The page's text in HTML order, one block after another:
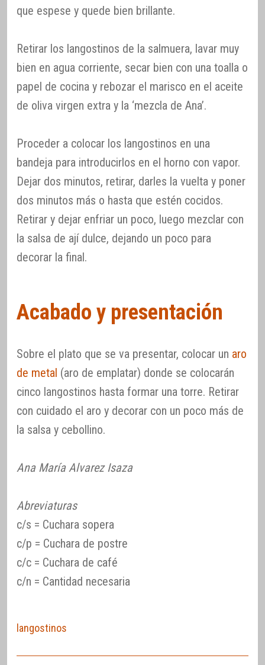
que espese y quede bien brillante.
Retirar los langostinos de la salmuera, lavar muy
bien en agua corriente, secar bien con una toalla o
papel de cocina y rebozar el marisco en el aceite
de oliva virgen extra y la ‘mezcla de Ana’.
Proceder a colocar los langostinos en una
bandeja para introducirlos en el horno con vapor.
Dejar dos minutos, retirar, darles la vuelta y poner
dos minutos más o hasta que estén cocidos.
Retirar y dejar enfriar un poco, luego mezclar con
la salsa de ají dulce, dejando un poco para
decorar la final.
Acabado y presentación
Sobre el plato que se va presentar, colocar un aro
de metal (aro de emplatar) donde se colocarán
cinco langostinos hasta formar una torre. Retirar
con cuidado el aro y decorar con un poco más de
la salsa y cebollino.
Ana María Alvarez Isaza
Abreviaturas
c/s = Cuchara sopera
c/p = Cuchara de postre
c/c = Cuchara de café
c/n = Cantidad necesaria
langostinos